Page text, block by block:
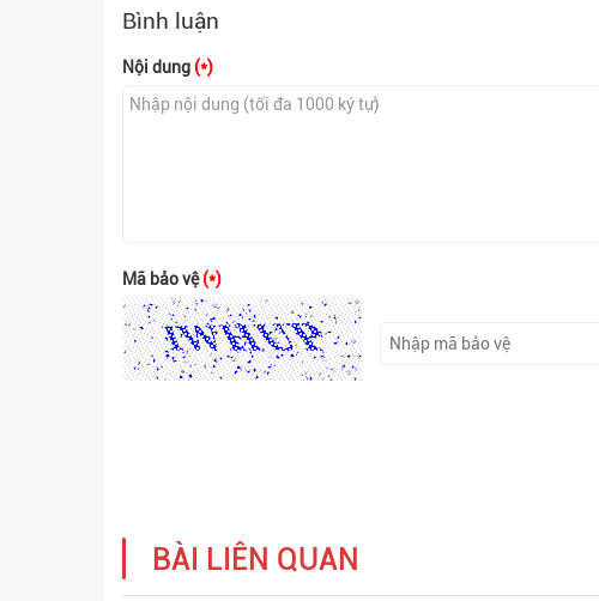
Bình luận
Nội dung (*)
Mã bảo vệ(*)
BÀI LIÊN QUAN